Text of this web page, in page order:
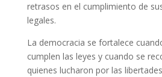
retrasos en el cumplimiento de
legales.
La democracia se fortalece
cumplen las leyes y cuando se
quienes lucharon por las